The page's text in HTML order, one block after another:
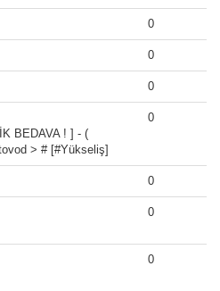
0
0
0
BEDAVA ! ] - (
> # [#Yükseliş]
0
0
0
0